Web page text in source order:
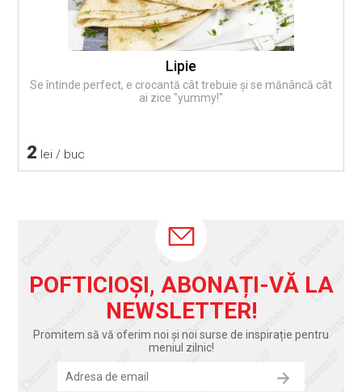
Lipie
Se întinde perfect, e crocantă cât trebuie și se mănâncă cât
ai zice "yummy!"
2 lei / buc
POFTICIOȘI, ABONAȚI-VĂ LA
NEWSLETTER!
Promitem să vă oferim noi și noi surse de inspirație pentru
meniul zilnic!